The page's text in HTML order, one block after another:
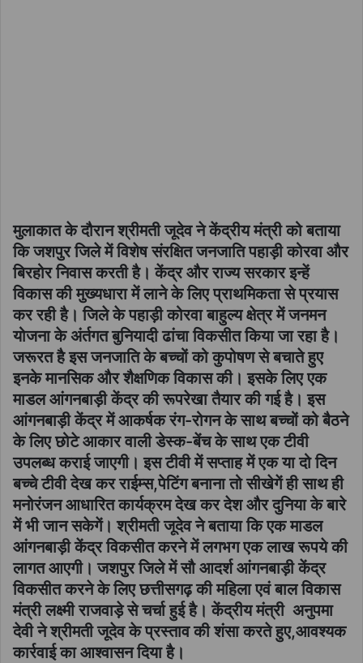
मुलाकात के दौरान श्रीमती जूदेव ने केंद्रीय मंत्री को बताया
कि जशपुर जिले में विशेष संरक्षित जनजाति पहाड़ी कोरवा और
बिरहोर निवास करती है। केंद्र और राज्य सरकार इन्हें
विकास की मुख्यधारा में लाने के लिए प्राथमिकता से प्रयास
कर रही है। जिले के पहाड़ी कोरवा बाहुल्य क्षेत्र में जनमन
योजना के अंर्तगत बुनियादी ढांचा विकसीत किया जा रहा है।
जरूरत है इस जनजाति के बच्चों को कुपोषण से बचाते हुए
इनके मानसिक और शैक्षणिक विकास की। इसके लिए एक
माडल आंगनबाड़ी केंद्र की रूपरेखा तैयार की गई है। इस
आंगनबाड़ी केंद्र में आकर्षक रंग-रोगन के साथ बच्चों को बैठने
के लिए छोटे आकार वाली डेस्क-बेंच के साथ एक टीवी
उपलब्ध कराई जाएगी। इस टीवी में सप्ताह में एक या दो दिन
बच्चे टीवी देख कर राईम्स,पेटिंग बनाना तो सीखेगें ही साथ ही
मनोरंजन आधारित कार्यक्रम देख कर देश और दुनिया के बारे
में भी जान सकेगें। श्रीमती जूदेव ने बताया कि एक माडल
आंगनबाड़ी केंद्र विकसीत करने में लगभग एक लाख रूपये की
लागत आएगी। जशपुर जिले में सौ आदर्श आंगनबाड़ी केंद्र
विकसीत करने के लिए छत्तीसगढ़ की महिला एवं बाल विकास
मंत्री लक्ष्मी राजवाड़े से चर्चा हुई है। केंद्रीय मंत्री अनुपमा
देवी ने श्रीमती जूदेव के प्रस्ताव की शंसा करते हुए,आवश्यक
कार्रवाई का आश्वासन दिया है।